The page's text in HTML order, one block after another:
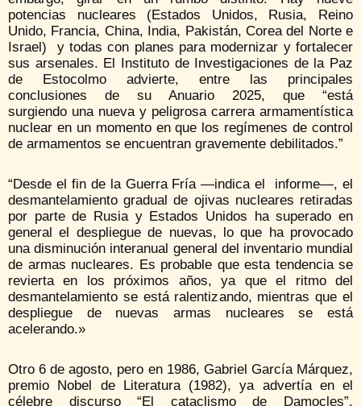
potencias nucleares (Estados Unidos, Rusia, Reino
Unido, Francia, China, India, Pakistán, Corea del Norte e
Israel) y todas con planes para modernizar y fortalecer
sus arsenales. El Instituto de Investigaciones de la Paz
de Estocolmo advierte, entre las principales
conclusiones de su Anuario 2025, que “está
surgiendo una nueva y peligrosa carrera armamentística
nuclear en un momento en que los regímenes de control
de armamentos se encuentran gravemente debilitados.”
“Desde el fin de la Guerra Fría —indica el informe—, el
desmantelamiento gradual de ojivas nucleares retiradas
por parte de Rusia y Estados Unidos ha superado en
general el despliegue de nuevas, lo que ha provocado
una disminución interanual general del inventario mundial
de armas nucleares. Es probable que esta tendencia se
revierta en los próximos años, ya que el ritmo del
desmantelamiento se está ralentizando, mientras que el
despliegue de nuevas armas nucleares se está
acelerando.»
Otro 6 de agosto, pero en 1986, Gabriel García Márquez,
premio Nobel de Literatura (1982), ya advertía en el
célebre discurso “El cataclismo de Damocles”,